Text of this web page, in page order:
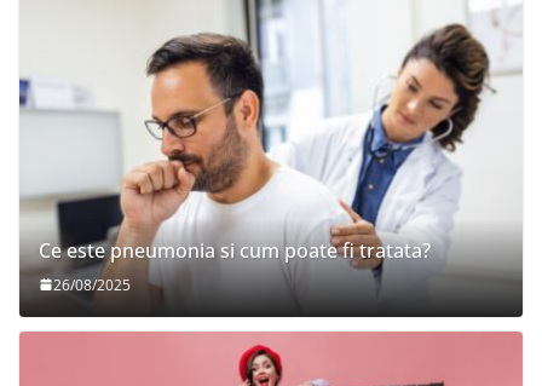
Ce este pneumonia si cum poate fi tratata?
26/08/2025